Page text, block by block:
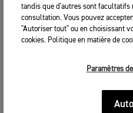
tandis que d'autres sont facultatifs
consultation. Vous pouvez
"Autoriser tout" ou en choisissant
cookies. Politique en matière de
Paramètres